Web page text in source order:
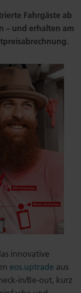
Fahrgäste ab
– und erhalten am
innovative
eos.uptrade aus
in/Be-out, kurz